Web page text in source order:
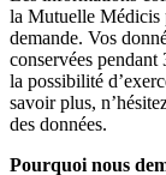
la Mutuelle Médicis
demande. Vos
conservées pendant
la possibilité
savoir plus,
des données.
Pourquoi nous